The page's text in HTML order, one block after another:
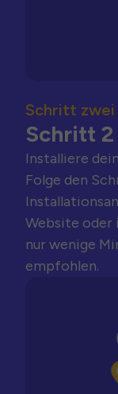
Schritt zwei
Schritt 2
Installiere
Folge den
Website oder
nur wenige
empfohlen.